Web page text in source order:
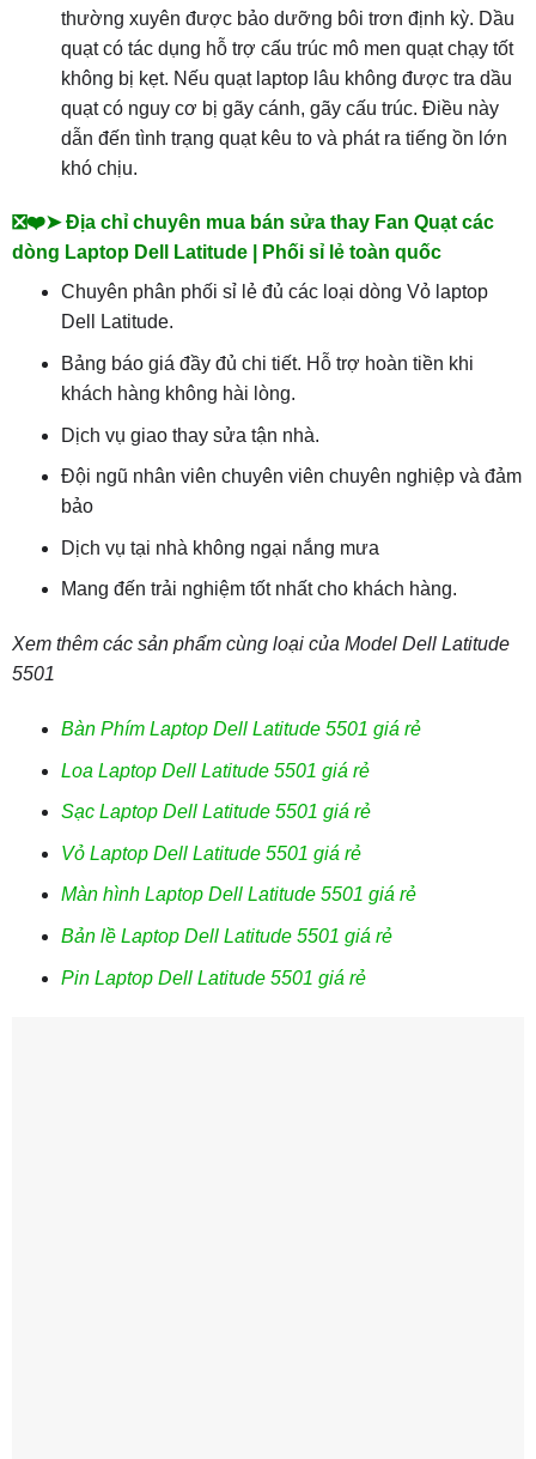
thường xuyên được bảo dưỡng bôi trơn định kỳ. Dầu
quạt có tác dụng hỗ trợ cấu trúc mô men quạt chạy tốt
không bị kẹt. Nếu quạt laptop lâu không được tra dầu
quạt có nguy cơ bị gãy cánh, gãy cấu trúc. Điều này
dẫn đến tình trạng quạt kêu to và phát ra tiếng ồn lớn
khó chịu.
❎❤️➤ Địa chỉ chuyên mua bán sửa thay Fan Quạt các
dòng Laptop Dell Latitude | Phối sỉ lẻ toàn quốc
Chuyên phân phối sỉ lẻ đủ các loại dòng Vỏ laptop
Dell Latitude.
Bảng báo giá đầy đủ chi tiết. Hỗ trợ hoàn tiền khi
khách hàng không hài lòng.
Dịch vụ giao thay sửa tận nhà.
Đội ngũ nhân viên chuyên viên chuyên nghiệp và đảm
bảo
Dịch vụ tại nhà không ngại nắng mưa
Mang đến trải nghiệm tốt nhất cho khách hàng.
Xem thêm các sản phẩm cùng loại của Model Dell Latitude
5501
Bàn Phím Laptop Dell Latitude 5501 giá rẻ
Loa Laptop Dell Latitude 5501 giá rẻ
Sạc Laptop Dell Latitude 5501 giá rẻ
Vỏ Laptop Dell Latitude 5501 giá rẻ
Màn hình Laptop Dell Latitude 5501 giá rẻ
Bản lề Laptop Dell Latitude 5501 giá rẻ
Pin Laptop Dell Latitude 5501 giá rẻ